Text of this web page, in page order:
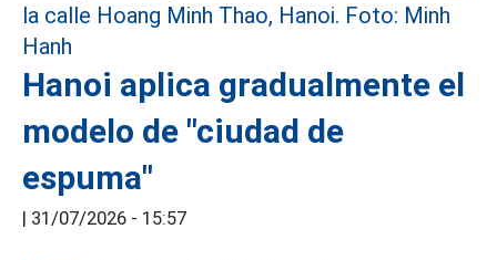
Hanoi aplica gradualmente el
modelo de "ciudad de
espuma"
| 31/07/2026 - 15:57